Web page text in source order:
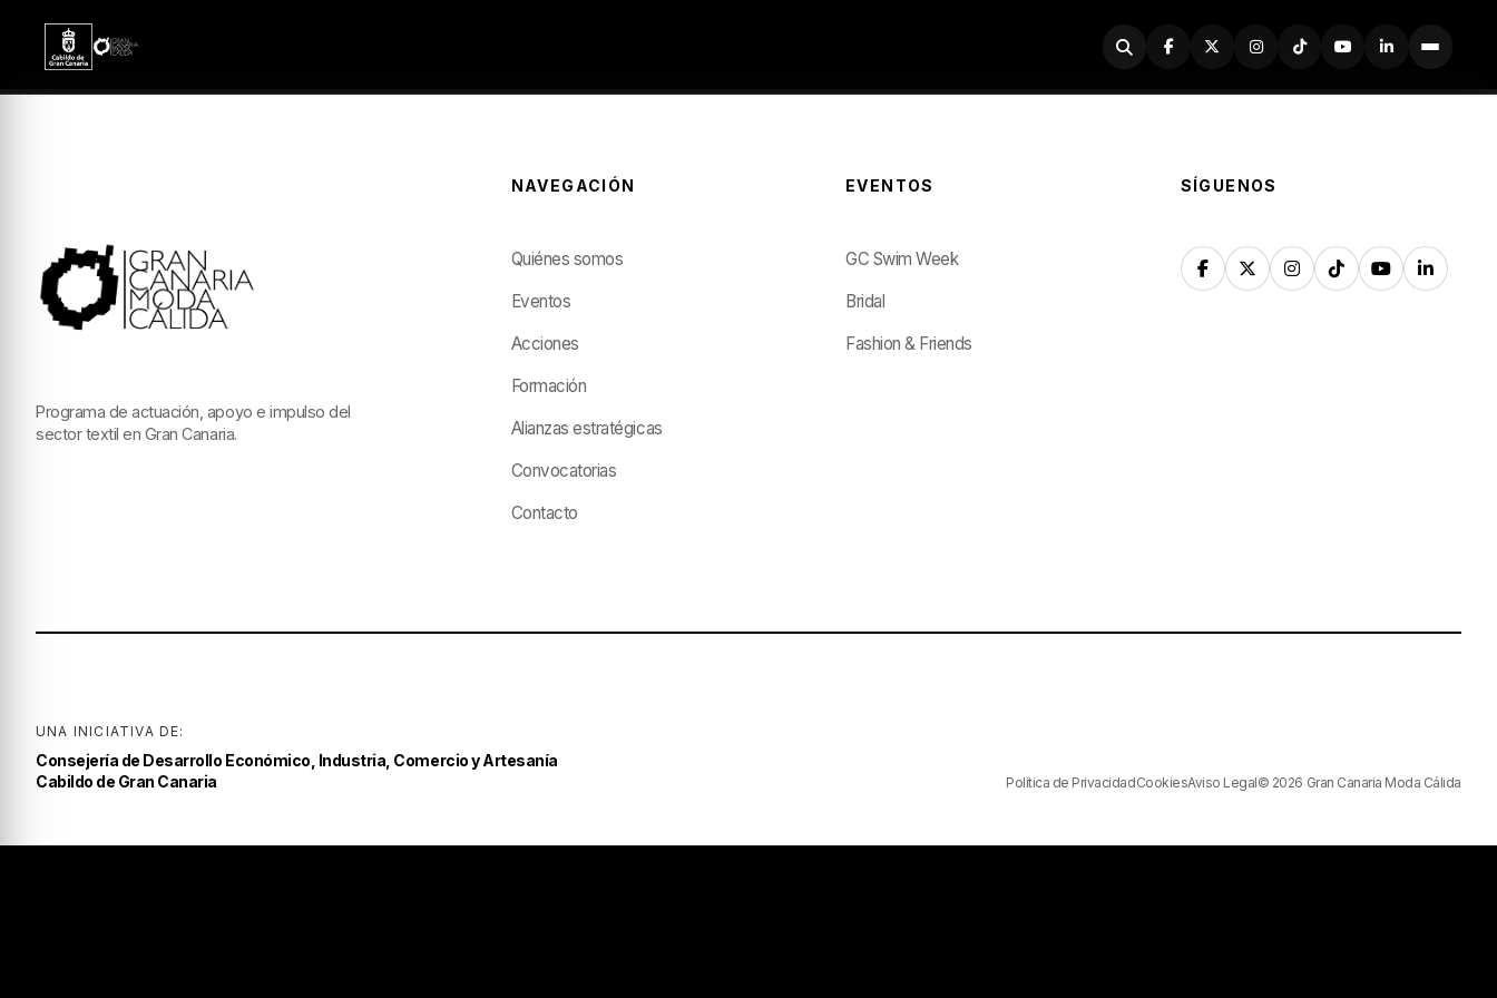
Buscador
Programa de actuación, apoyo e impulso del
sector textil en Gran Canaria.
NAVEGACIÓN
Quiénes somos
Eventos
Acciones
Formación
Alianzas estratégicas
Convocatorias
Contacto
EVENTOS
GC Swim Week
Bridal
Fashion & Friends
SÍGUENOS
UNA INICIATIVA DE:
Consejería de Desarrollo Económico, Industria, Comercio y Artesanía
Cabildo de Gran Canaria
Política de PrivacidadCookiesAviso Legal© 2026 Gran Canaria Moda Cálida